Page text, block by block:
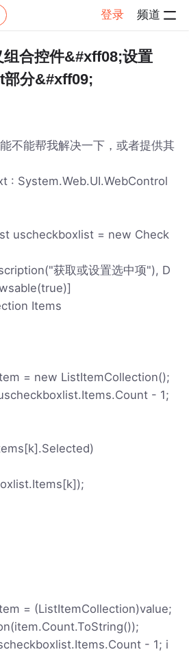
登录 频道
帖子详情
组合控件&#xff08;设置
分&#xff09;
不能帮我解决一下，或者提供其
: System.Web.UI.WebControl
uscheckboxlist = new Check
获取或设置选中项"), D
Items
= new ListItemCollection();
- 1;
= (ListItemCollection)value;
- 1; i